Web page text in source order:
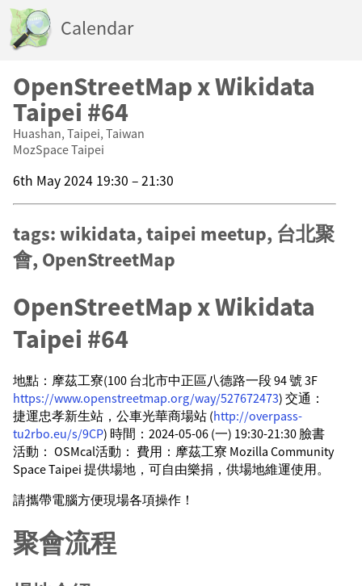
Calendar
OpenStreetMap x Wikidata
Taipei #64
Huashan, Taipei, Taiwan
MozSpace Taipei
6th May 2024 19:30 – 21:30
tags: wikidata, taipei meetup, 台北聚
會, OpenStreetMap
OpenStreetMap x Wikidata
Taipei #64
地點：摩茲工寮(100 台北市中正區八德路一段 94 號 3F
https://www.openstreetmap.org/way/527672473) 交通：
捷運忠孝新生站，公車光華商場站 (http://overpass-
tu2rbo.eu/s/9CP) 時間：2024-05-06 (一) 19:30-21:30 臉書
活動： OSMcal活動： 費用：摩茲工寮 Mozilla Community
Space Taipei 提供場地，可自由樂捐，供場地維運使用。
請攜帶電腦方便現場各項操作！
聚會流程